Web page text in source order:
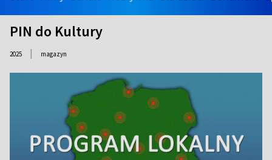
PIN do Kultury
2025 | magazyn